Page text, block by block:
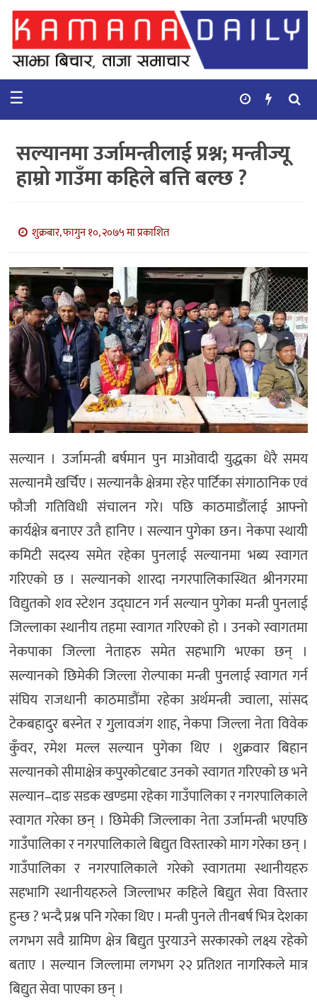
गृहपृष्ठ
समाचार
कुराकानी
बाणिज्य
भिडियो
सिफारिस
☰
सल्यानमा उर्जामन्त्रीलाई प्रश्न; मन्त्रीज्यू
हाम्रो गाउँमा कहिले बत्ति बल्छ ?
शुक्रबार, फागुन १०, २०७५ मा प्रकाशित
सल्यान । उर्जामन्त्री बर्षमान पुन माओवादी युद्धका धेरै समय
सल्यानमै खर्चिए । सल्यानकै क्षेत्रमा रहेर पार्टिका संगाठानिक एवं
फौजी गतिविधी संचालन गरे। पछि काठमाडौंलाई आफ्नो
कार्यक्षेत्र बनाएर उतै हानिए । सल्यान पुगेका छन। नेकपा स्थायी
कमिटी सदस्य समेत रहेका पुनलाई सल्यानमा भब्य स्वागत
गरिएको छ । सल्यानको शारदा नगरपालिकास्थित श्रीनगरमा
विद्युतको शव स्टेशन उद्घाटन गर्न सल्यान पुगेका मन्त्री पुनलाई
जिल्लाका स्थानीय तहमा स्वागत गरिएको हो । उनको स्वागतमा
नेकपाका जिल्ला नेताहरु समेत सहभागि भएका छन् ।
सल्यानको छिमेकी जिल्ला रोल्पाका मन्त्री पुनलाई स्वागत गर्न
संघिय राजधानी काठमाडौंमा रहेका अर्थमन्त्री ज्वाला, सांसद
टेकबहादुर बस्नेत र गुलावजंग शाह, नेकपा जिल्ला नेता विवेक
कुँवर, रमेश मल्ल सल्यान पुगेका थिए । शुक्रवार बिहान
सल्यानको सीमाक्षेत्र कपुरकोटबाट उनको स्वागत गरिएको छ भने
सल्यान–दाङ सडक खण्डमा रहेका गाउँपालिका र नगरपालिकाले
स्वागत गरेका छन् । छिमेकी जिल्लाका नेता उर्जामन्त्री भएपछि
गाउँपालिका र नगरपालिकाले बिद्युत विस्तारको माग गरेका छन् ।
गाउँपालिका र नगरपालिकाले गरेको स्वागतमा स्थानीयहरु
सहभागि स्थानीयहरुले जिल्लाभर कहिले बिद्युत सेवा विस्तार
हुन्छ ? भन्दै प्रश्न पनि गरेका थिए । मन्त्री पुनले तीनबर्ष भित्र देशका
लगभग सवै ग्रामिण क्षेत्र बिद्युत पुरयाउने सरकारको लक्ष्य रहेको
बताए । सल्यान जिल्लामा लगभग २२ प्रतिशत नागरिकले मात्र
बिद्युत सेवा पाएका छन् ।